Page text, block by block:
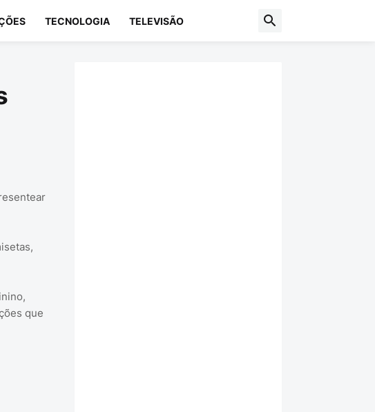
TECNOLOGIA TELEVISÃO
que